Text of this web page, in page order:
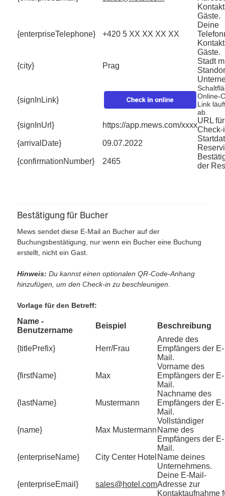
Gäste.
{enterpriseTelephone} +420 5 XX XX XX XX
Deine
Gäste.
{city}
Prag
Stadt
{signInLink}
Online-
Link
ab.
{signInUrl} https://app.mews.com/xxxx
URL
Check-
{arrivalDate}
09.07.2022
{confirmationNumber} 2465
der
Bestätigung für Bucher
Mews sendet diese E-Mail an Bucher auf der
Buchungsbestätigung, nur wenn ein Bucher eine Buchung
erstellt, nicht ein Gast.
Hinweis:Du kannst einen optionalen QR-Code-Anhang
hinzufügen, um den Check-in zu beschleunigen.
Vorlage für den Betreff:
Name -
Benutzername
Beispiel Beschreibung
{titlePrefix} Herr/Frau
Anrede des
Empfängers der E-
Mail.
{firstName} Max
Vorname des
Empfängers der E-
Mail.
{lastName} Mustermann
Nachname des
Empfängers der E-
Mail.
{name} Max Mustermann
Vollständiger
Name des
Empfängers der E-
Mail.
{enterpriseName}
City Center Hotel Name deines
Unternehmens.
{enterpriseEmail} sales@hotel.com
Deine E-Mail-
Adresse zur
Kontaktaufnahme